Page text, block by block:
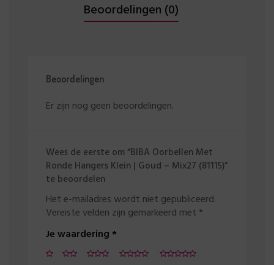
Beoordelingen (0)
Beoordelingen
Er zijn nog geen beoordelingen.
Wees de eerste om “BIBA Oorbellen Met
Ronde Hangers Klein | Goud – Mix27 (81115)”
te beoordelen
Het e-mailadres wordt niet gepubliceerd.
Vereiste velden zijn gemarkeerd met *
Je waardering*